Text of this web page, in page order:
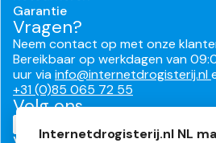
Garantie
Vragen?
Neem contact op met onze
Bereikbaar op werkdagen van
uur viainfo@internetdrogisterij.nl
+31 (0)85 065 72 55
Volg ons
Internetdrogisterij.nl NL